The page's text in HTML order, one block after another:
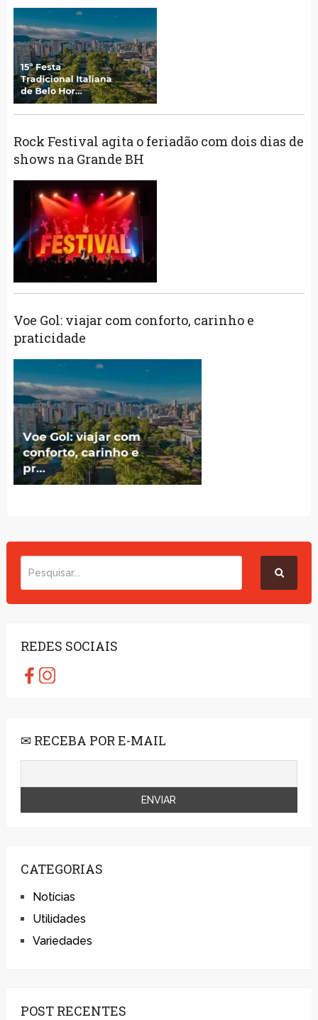
Rock Festival agita o feriadão com dois dias de
shows na Grande BH
Voe Gol: viajar com conforto, carinho e
praticidade
REDES SOCIAIS
✉ RECEBA POR E-MAIL
CATEGORIAS
Notícias
Utilidades
Variedades
POST RECENTES